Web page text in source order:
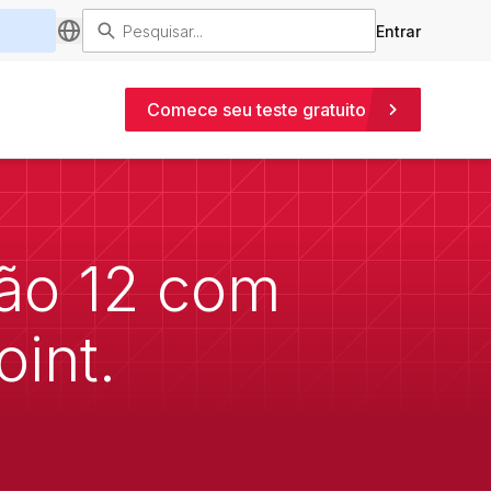
Entrar
Comece seu teste gratuito
12 com